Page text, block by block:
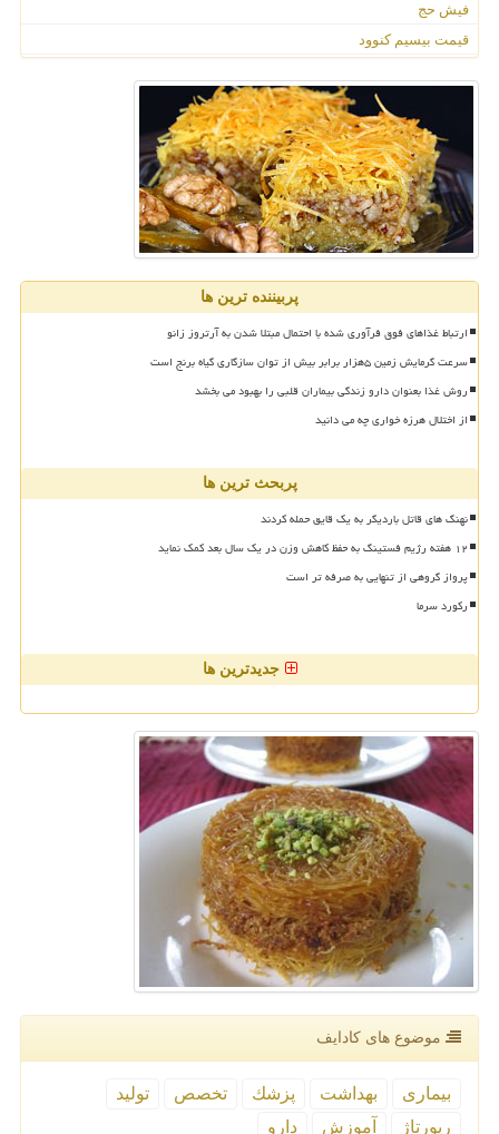
فیش حج
قیمت بیسیم کنوود
پربیننده ترین ها
ارتباط غذاهای فوق فرآوری شده با احتمال مبتلا شدن به آرتروز زانو
سرعت گرمایش زمین ۵هزار برابر بیش از توان سازگاری گیاه برنج است
روش غذا بعنوان دارو زندگی بیماران قلبی را بهبود می بخشد
از اختلال هرزه خواری چه می دانید
پربحث ترین ها
نهنگ های قاتل باردیگر به یک قایق حمله کردند
۱۲ هفته رژیم فستینگ به حفظ کاهش وزن در یک سال بعد کمک نماید
پرواز گروهی از تنهایی به صرفه تر است
رکورد سرما
جدیدترین ها
موضوع های كادایف
بیماری بهداشت پزشك تخصص
تولید
رپورتاژ
آموزش دارو